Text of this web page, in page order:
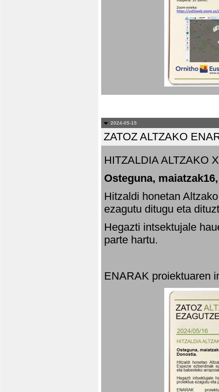
2024-05-15
ZATOZ ALTZAKO
HITZALDIA ALTZAKO
Osteguna,
Hitzaldi honetan
ezagutu ditugu eta
Hegazti intsektujale
parte hartu.
ENARAK proiektuaren